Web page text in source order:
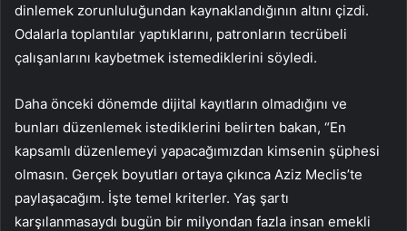
dinlemek zorunluluğundan kaynaklandığının altını çizdi.
Odalarla toplantılar yaptıklarını, patronların tecrübeli
çalışanlarını kaybetmek istemediklerini söyledi.
Daha önceki dönemde dijital kayıtların olmadığını ve
bunları düzenlemek istediklerini belirten bakan, “En
kapsamlı düzenlemeyi yapacağımızdan kimsenin şüphesi
olmasın. Gerçek boyutları ortaya çıkınca Aziz Meclis’te
paylaşacağım. İşte temel kriterler. Yaş şartı
karşılanmasaydı bugün bir milyondan fazla insan emekli